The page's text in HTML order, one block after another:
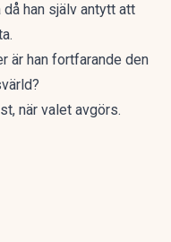
han själv antytt att
är han fortfarande den
när valet avgörs.